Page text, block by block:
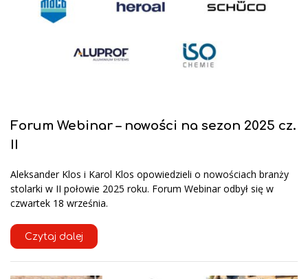
Forum Webinar – nowości na sezon 2025 cz.
II
Aleksander Klos i Karol Klos opowiedzieli o nowościach branży
stolarki w II połowie 2025 roku. Forum Webinar odbył się w
czwartek 18 września.
Czytaj dalej